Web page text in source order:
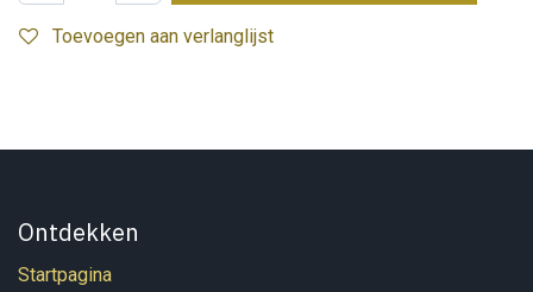
Toevoegen aan verlanglijst
Ontdekken
Startpagina